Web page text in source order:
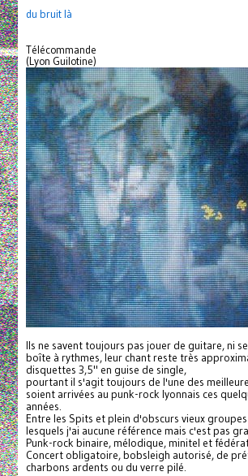
du bruit là
Télécommande
(Lyon Guilotine)
Ils ne savent toujours pas jouer de guitare, ni
boîte à rythmes, leur chant reste très
disquettes 3,5" en guise de single,
pourtant il s'agit toujours de l'une des
soient arrivées au punk-rock lyonnais ces
années.
Entre les Spits et plein d'obscurs vieux
lesquels j'ai aucune référence mais c'est pas
Punk-rock binaire, mélodique, minitel et
Concert obligatoire, bobsleigh autorisé, de
charbons ardents ou du verre pilé.